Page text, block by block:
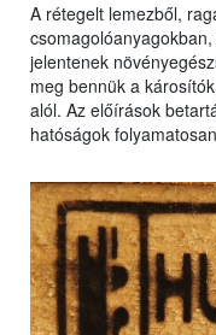
A rétegelt lemezből,
jelentenek
meg bennük a
alól. Az előírások
hatóságok